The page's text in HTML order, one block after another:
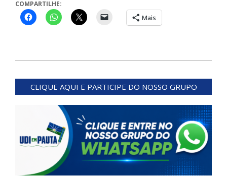
COMPARTILHE:
Mais
01-
CLIQUE AQUI E PARTICIPE DO NOSSO GRUPO